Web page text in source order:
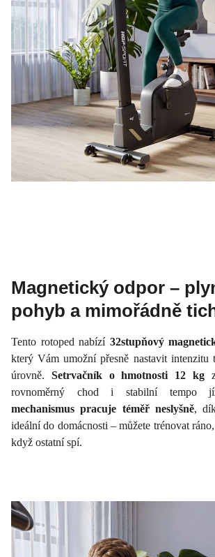
Magnetický odpor –
pohyb a mimořádně
Tento rotoped nabízí 32stupňový
který Vám umožní přesně nastavit intenzitu
úrovně. Setrvačník o hmotnosti 12 kg
rovnoměrný chod i stabilní tempo
mechanismus pracuje téměř neslyšně,
ideální do domácnosti – můžete trénovat
když ostatní spí.